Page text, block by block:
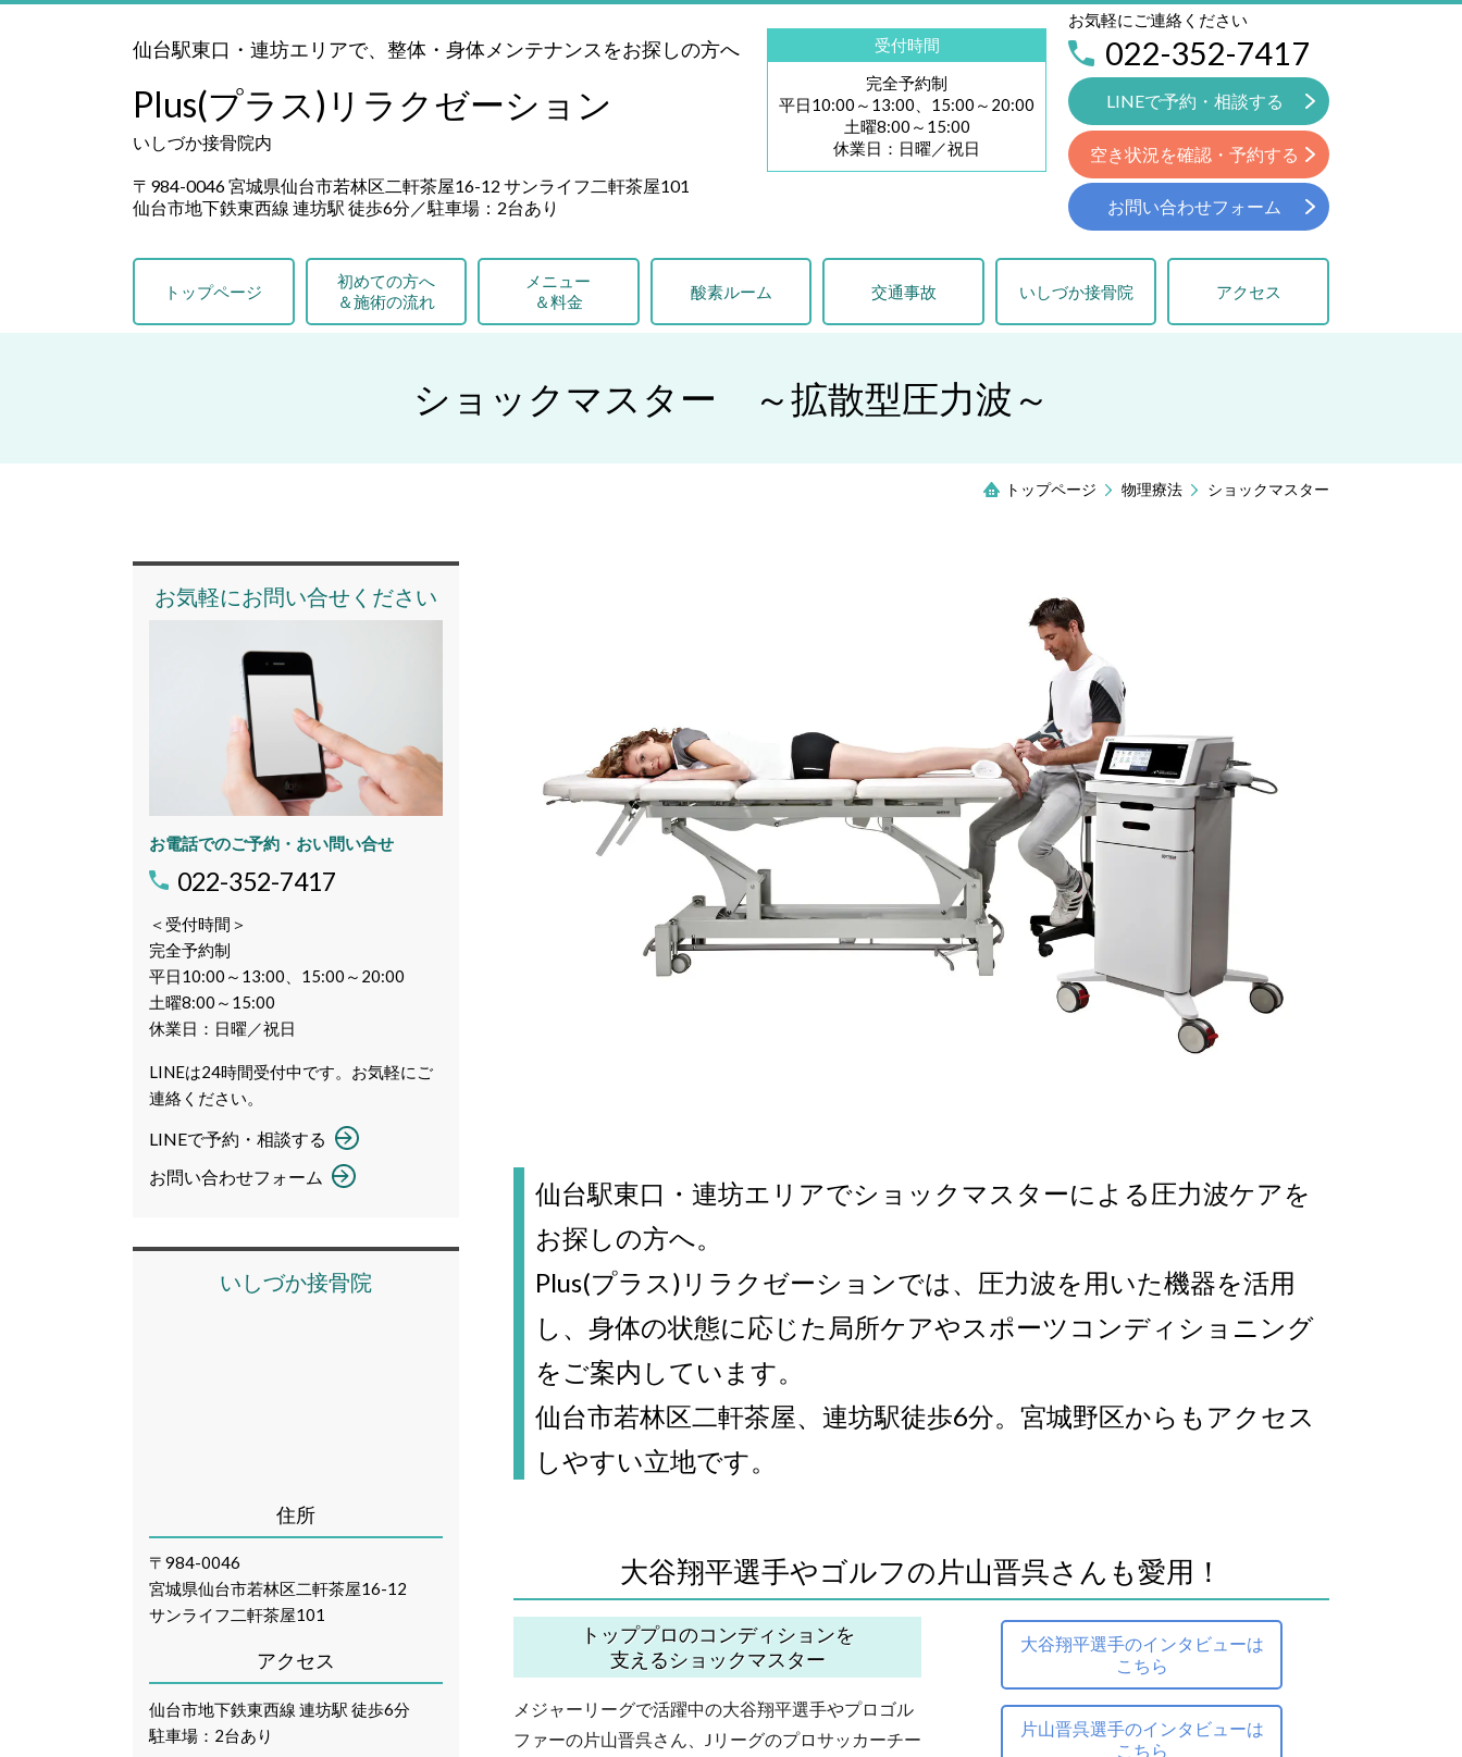
仙台駅東口・連坊エリアで、整体・身体メンテナンスをお探しの方へ
Plus(プラス)リラクゼーション
いしづか接骨院内
〒984-0046 宮城県仙台市若林区二軒茶屋16-12 サンライフ二軒茶屋101
仙台市地下鉄東西線 連坊駅 徒歩6分／駐車場：2台あり
受付時間
完全予約制
平日10:00～13:00、15:00～20:00
土曜8:00～15:00
休業日：日曜／祝日
お気軽にご連絡ください
022-352-7417
LINEで予約・相談する
空き状況を確認・予約する
お問い合わせフォーム
トップページ
初めての方へ
＆施術の流れ
メニュー
＆料金
酸素ルーム 交通事故 いしづか接骨院 アクセス
ショックマスター ～拡散型圧力波～
トップページ 物理療法 ショックマスター
仙台駅東口・連坊エリアでショックマスターによる圧力波ケアを
お探しの方へ。
Plus(プラス)リラクゼーションでは、圧力波を用いた機器を活用
し、身体の状態に応じた局所ケアやスポーツコンディショニング
をご案内しています。
仙台市若林区二軒茶屋、連坊駅徒歩6分。宮城野区からもアクセス
しやすい立地です。
大谷翔平選手やゴルフの片山晋呉さんも愛用！
大谷翔平選手のインタビューは
こちら
片山晋呉選手のインタビューは
こちら
トッププロのコンディションを
支えるショックマスター
メジャーリーグで活躍中の大谷翔平選手やプロゴル
ファーの片山晋呉さん、Jリーグのプロサッカーチー
お気軽にお問い合せください
お電話でのご予約・おい問い合せ
022-352-7417
＜受付時間＞
完全予約制
平日10:00～13:00、15:00～20:00
土曜8:00～15:00
休業日：日曜／祝日
LINEは24時間受付中です。お気軽にご
連絡ください。
LINEで予約・相談する
お問い合わせフォーム
いしづか接骨院
住所
〒984-0046
宮城県仙台市若林区二軒茶屋16-12
サンライフ二軒茶屋101
アクセス
仙台市地下鉄東西線 連坊駅 徒歩6分
駐車場：2台あり